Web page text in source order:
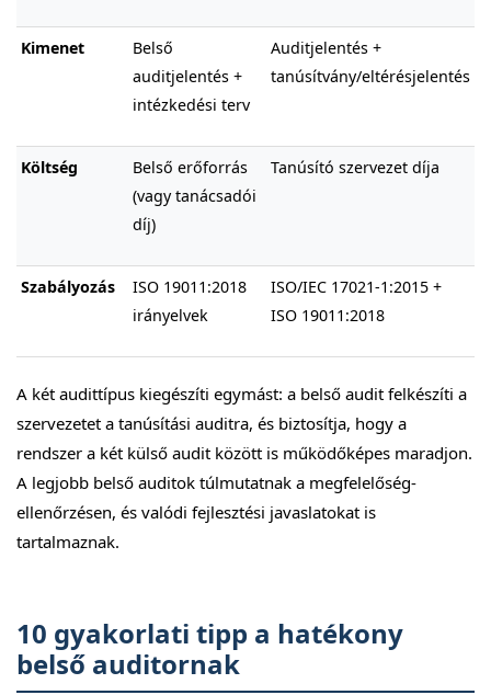
Kimenet
Belső
auditjelentés +
intézkedési terv
Auditjelentés +
tanúsítvány/eltérésjelentés
Költség
Belső erőforrás
(vagy tanácsadói
díj)
Tanúsító szervezet díja
Szabályozás
ISO 19011:2018
irányelvek
ISO/IEC 17021-1:2015 +
ISO 19011:2018
A két audittípus kiegészíti egymást: a belső audit felkészíti a
szervezetet a tanúsítási auditra, és biztosítja, hogy a
rendszer a két külső audit között is működőképes maradjon.
A legjobb belső auditok túlmutatnak a megfelelőség-
ellenőrzésen, és valódi fejlesztési javaslatokat is
tartalmaznak.
10 gyakorlati tipp a hatékony
belső auditornak